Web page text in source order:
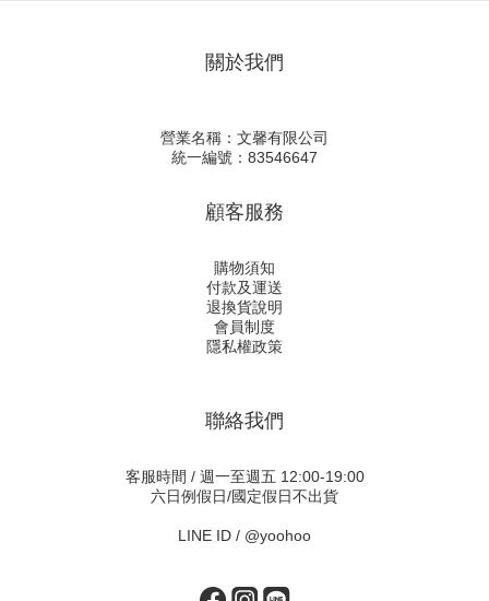
關於我們
營業名稱：文馨有限公司
統一編號：83546647
顧客服務
購物須知
付款及運送
退換貨說明
會員制度
隱私權政策
聯絡我們
客服時間 / 週一至週五 12:00-19:00
六日例假日/國定假日不出貨
LINE ID / @yoohoo